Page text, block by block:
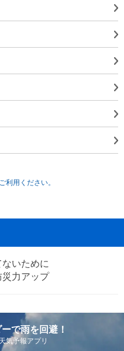
利用ください。
いために
力アップ
で雨を回避！
気予報アプリ